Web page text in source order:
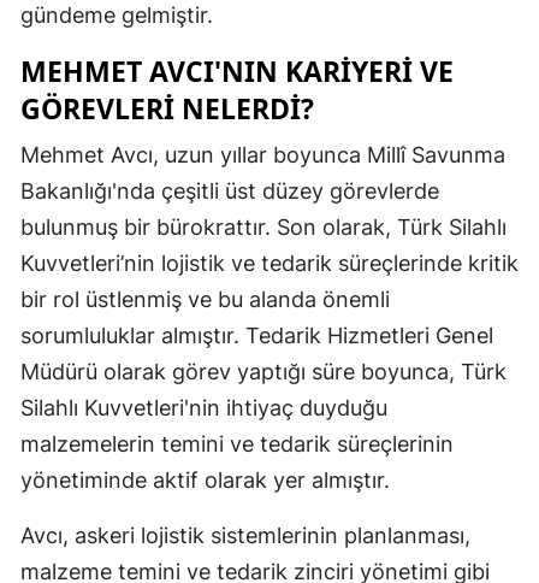
Gaziantep
Gümüşhane
Hakkari
Hatay
Mersin
Kastamonu
gündeme gelmiştir.
MEHMET AVCI'NIN KARIYERI VE
GÖREVLERI NELERDI?
Mehmet Avcı, uzun yıllar boyunca Millî Savunma
Bakanlığı'nda çeşitli üst düzey görevlerde
bulunmuş bir bürokrattır. Son olarak, Türk Silahlı
Kuvvetleri’nin lojistik ve tedarik süreçlerinde kritik
bir rol üstlenmiş ve bu alanda önemli
sorumluluklar almıştır. Tedarik Hizmetleri Genel
Müdürü olarak görev yaptığı süre boyunca, Türk
Silahlı Kuvvetleri'nin ihtiyaç duyduğu
malzemelerin temini ve tedarik süreçlerinin
yönetiminde aktif olarak yer almıştır.
Avcı, askeri lojistik sistemlerinin planlanması,
malzeme temini ve tedarik zinciri yönetimi gibi